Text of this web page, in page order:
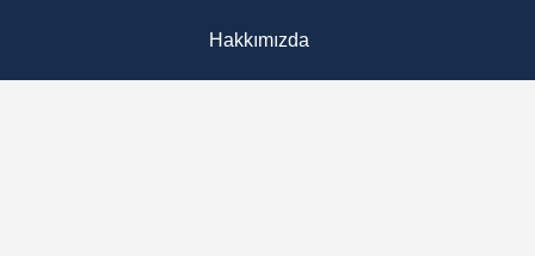
Hakkımızda